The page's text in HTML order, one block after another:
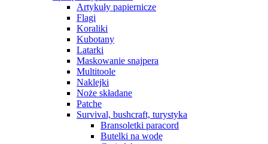
Artykuły papiernicze
Flagi
Koraliki
Kubotany
Latarki
Maskowanie snajpera
Multitoole
Naklejki
Noże składane
Patche
Survival, bushcraft, turystyka
Bransoletki paracord
Butelki na wodę